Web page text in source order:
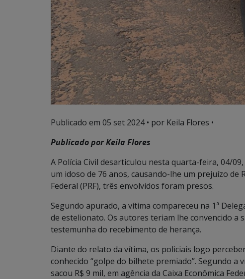
Publicado em 05 set 2024• por Keila Flores •
Publicado por Keila Flores
A Polícia Civil desarticulou nesta quarta-feira, 04/
um idoso de 76 anos, causando-lhe um prejuízo de
Federal (PRF), três envolvidos foram presos.
Segundo apurado, a vítima compareceu na 1ª
de estelionato. Os autores teriam lhe convencido a
testemunha do recebimento de herança.
Diante do relato da vítima, os policiais logo
conhecido “golpe do bilhete premiado”. Segundo
sacou R$ 9 mil, em agência da Caixa Econômica